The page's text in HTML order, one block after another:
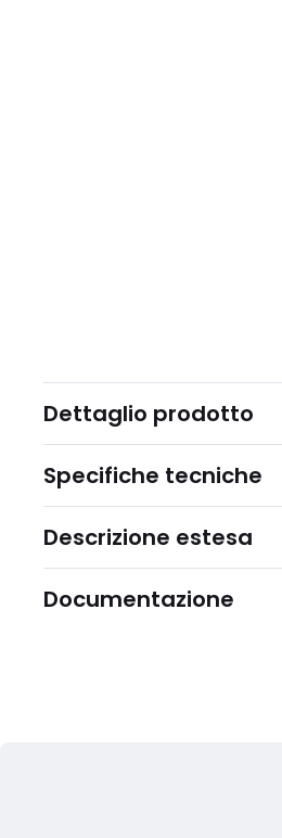
Dettaglio prodotto
Specifiche tecniche
Descrizione estesa
Documentazione